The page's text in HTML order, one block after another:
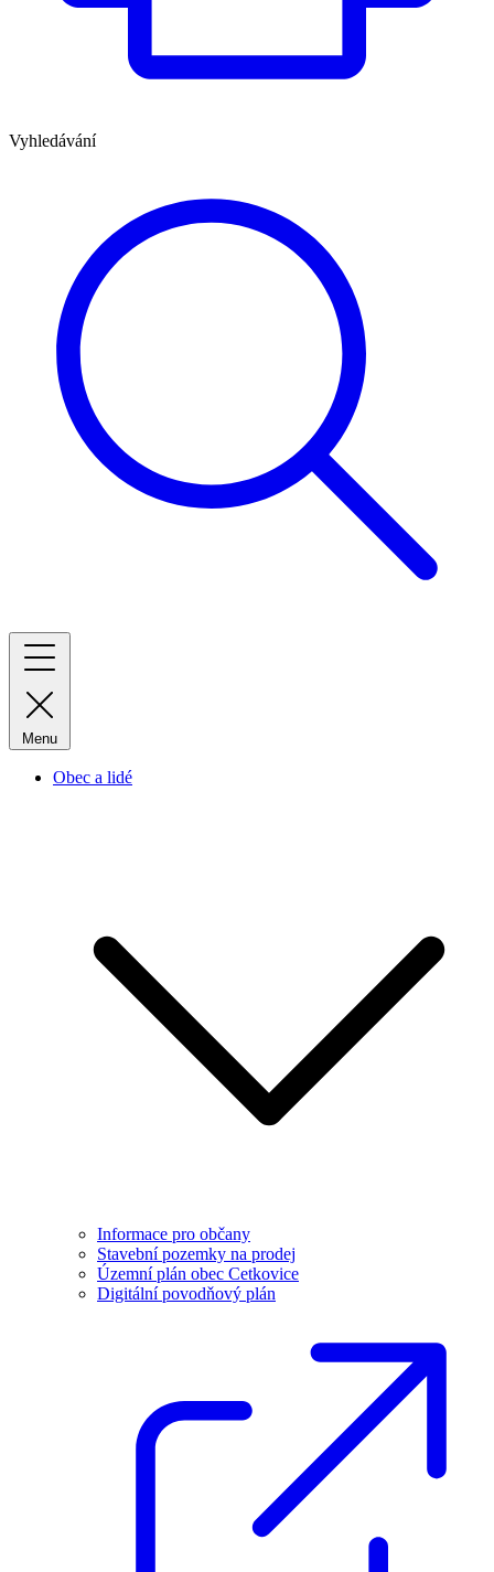
Vyhledávání
Menu
Obec a lidé
Informace pro občany
Stavební pozemky na prodej
Územní plán obec Cetkovice
Digitální povodňový plán